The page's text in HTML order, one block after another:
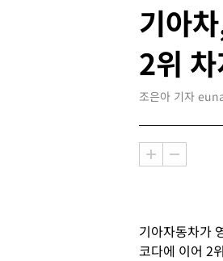
기아
2위 차
조은아 기자
기아자동차가
코다에 이어 2